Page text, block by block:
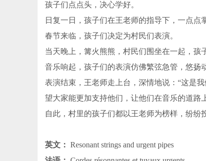
孩子们点点头，决心学好。
日复一日，孩子们在王老师的指导下，一点点
春节来临，孩子们决定为村民们表演。
当天晚上，篝火熊熊，村民们围坐在一起，孩
音乐响起，孩子们的表演仿佛繁弦急管，悠扬
表演结束，王老师走上台，深情地说：“这是
望大家能更加支持他们，让他们在音乐的道路
自此，村里的孩子们都以王老师为榜样，纷纷
英文： Resonant strings and urgent pipes